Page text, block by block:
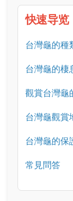
快速导览
台灣龜的種
台灣龜的棲
觀賞台灣龜
台灣龜觀賞
台灣龜的保
常見問答